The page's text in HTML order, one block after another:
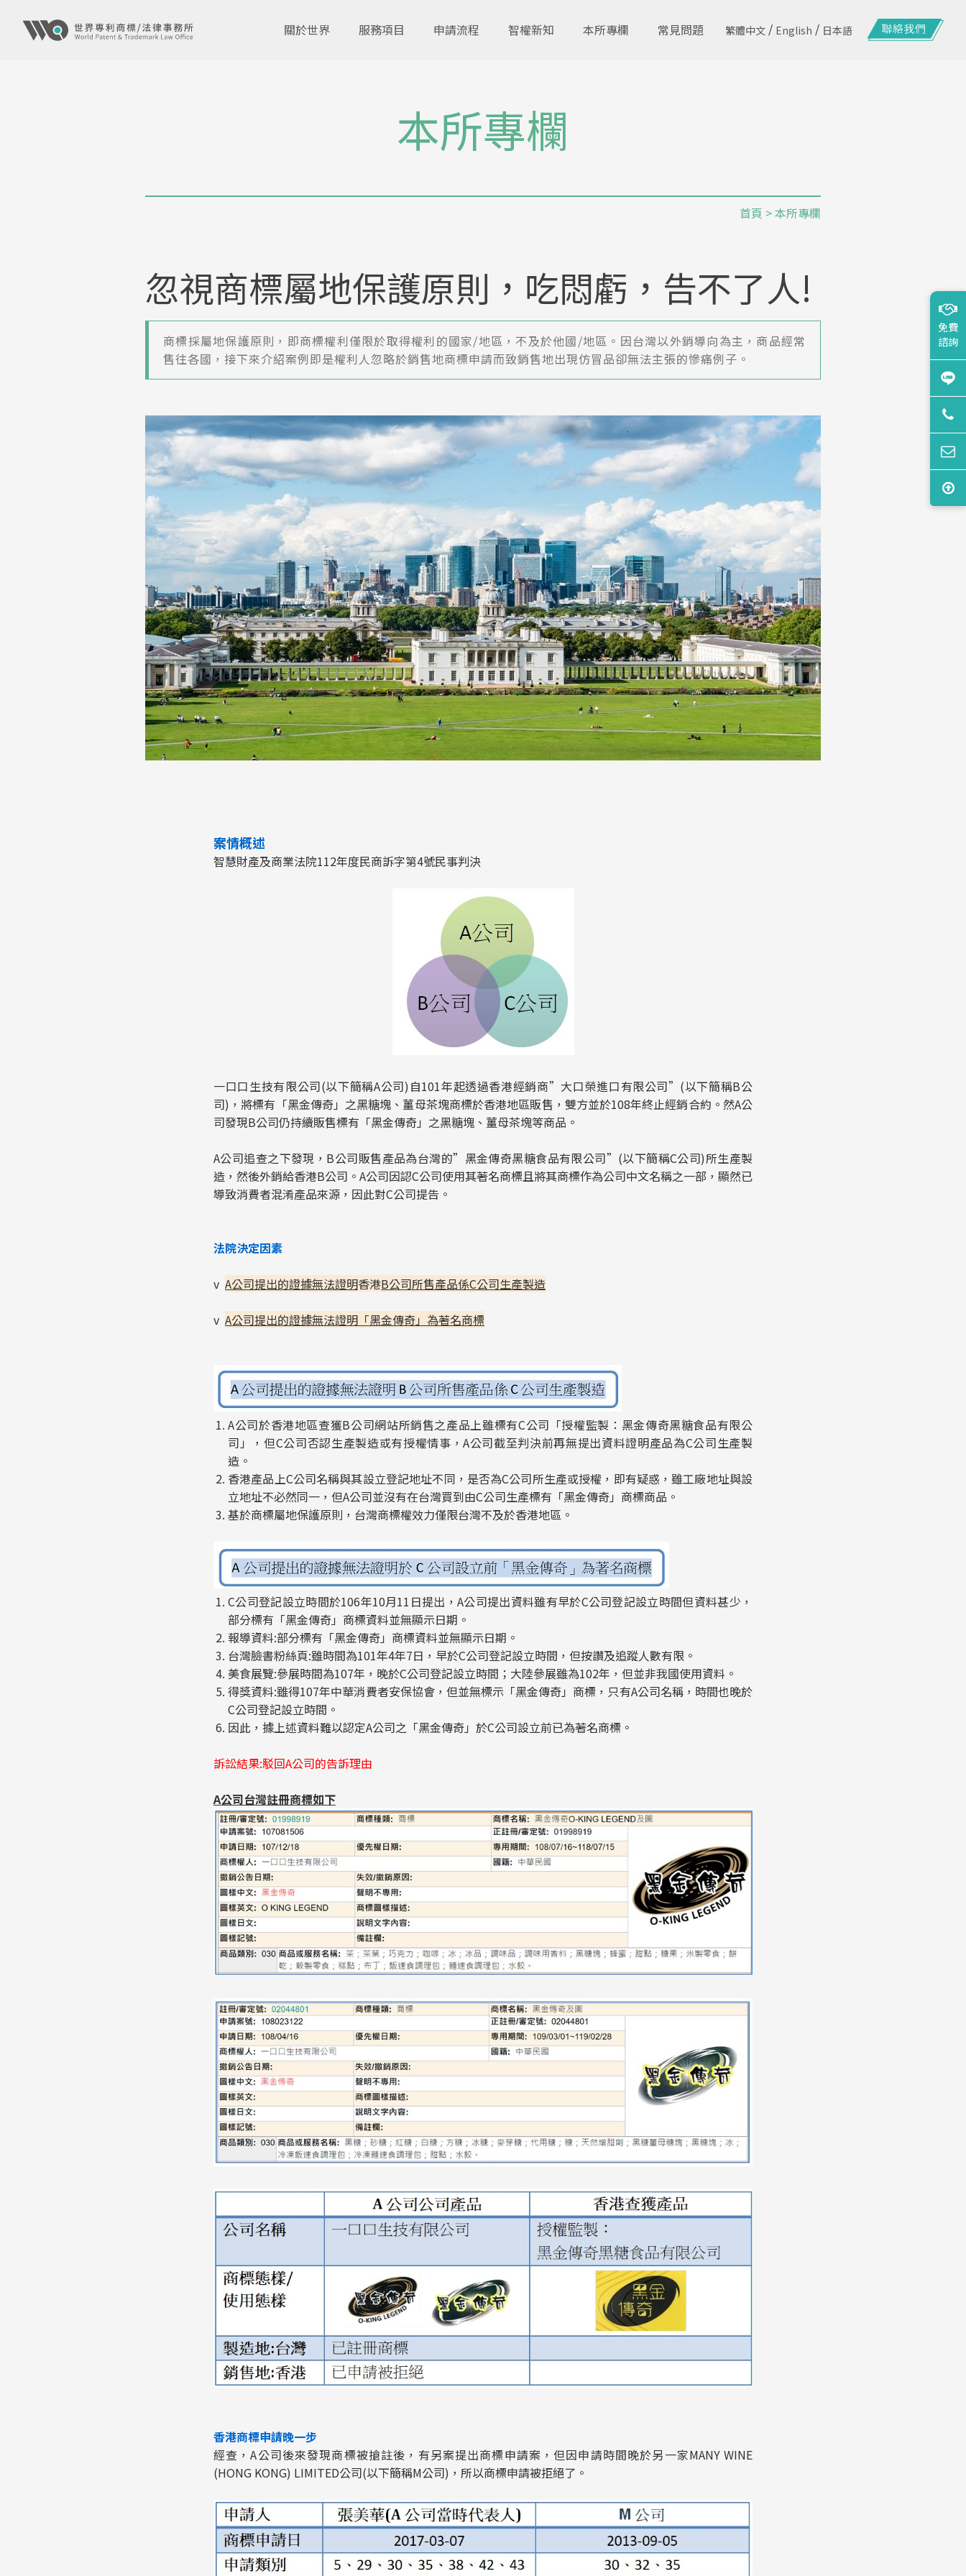
關於世界 服務項目 申請流程 智權新知 本所專欄 常見問題 繁體中文 / English / 日本語
本所專欄
首頁 >本所專欄
忽視商標屬地保護原則，吃悶虧，告不了人!
商標採屬地保護原則，即商標權利僅限於取得權利的國家/地區，不及於他國/地區。因台灣以外銷導向為主，商品經常
售往各國，接下來介紹案例即是權利人忽略於銷售地商標申請而致銷售地出現仿冒品卻無法主張的慘痛例子。
案情概述
智慧財產及商業法院112年度民商訴字第4號民事判決
一口口生技有限公司(以下簡稱A公司)自101年起透過香港經銷商”大口榮進口有限公司”(以下簡稱B公
司)，將標有「黑金傳奇」之黑糖塊、薑母茶塊商標於香港地區販售，雙方並於108年終止經銷合約。然A公
司發現B公司仍持續販售標有「黑金傳奇」之黑糖塊、薑母茶塊等商品。
A公司追查之下發現，B公司販售產品為台灣的”黑金傳奇黑糖食品有限公司”(以下簡稱C公司)所生產製
造，然後外銷給香港B公司。A公司因認C公司使用其著名商標且將其商標作為公司中文名稱之一部，顯然已
導致消費者混淆產品來源，因此對C公司提告。
法院決定因素
v A公司提出的證據無法證明香港B公司所售產品係C公司生產製造
v A公司提出的證據無法證明「黑金傳奇」為著名商標
A公司於香港地區查獲B公司網站所銷售之產品上雖標有C公司「授權監製：黑金傳奇黑糖食品有限公
司」，但C公司否認生產製造或有授權情事，A公司截至判決前再無提出資料證明產品為C公司生產製
造。
香港產品上C公司名稱與其設立登記地址不同，是否為C公司所生產或授權，即有疑惑，雖工廠地址與設
立地址不必然同一，但A公司並沒有在台灣買到由C公司生產標有「黑金傳奇」商標商品。
基於商標屬地保護原則，台灣商標權效力僅限台灣不及於香港地區。
C公司登記設立時間於106年10月11日提出，A公司提出資料雖有早於C公司登記設立時間但資料甚少，
部分標有「黑金傳奇」商標資料並無顯示日期。
報導資料:部分標有「黑金傳奇」商標資料並無顯示日期。
台灣臉書粉絲頁:雖時間為101年4年7日，早於C公司登記設立時間，但按讚及追蹤人數有限。
美食展覽:參展時間為107年，晚於C公司登記設立時間；大陸參展雖為102年，但並非我國使用資料。
得獎資料:雖得107年中華消費者安保協會，但並無標示「黑金傳奇」商標，只有A公司名稱，時間也晚於
C公司登記設立時間。
因此，據上述資料難以認定A公司之「黑金傳奇」於C公司設立前已為著名商標。
訴訟結果:駁回A公司的告訴理由
A公司台灣註冊商標如下
香港商標申請晚一步
經查，A公司後來發現商標被搶註後，有另案提出商標申請案，但因申請時間晚於另一家MANY WINE
(HONG KONG) LIMITED公司(以下簡稱M公司)，所以商標申請被拒絕了。
免費
諮詢